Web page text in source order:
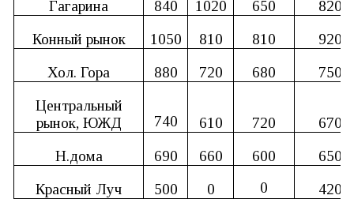
Гагарина
840 1020 650
820
Конный рынок
1050 810 810
920
Хол. Гора
880 720 680
750
Центральный
рынок, ЮЖД
740 610 720
670
Н.дома
690 660 600
650
Красный Луч
500 0 0
420